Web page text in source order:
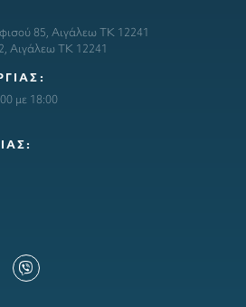
85, Αιγάλεω ΤΚ 12241
Αιγάλεω ΤΚ 12241
με 18:00